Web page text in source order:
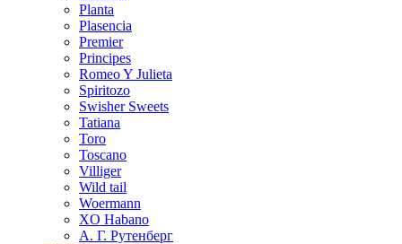
Planta
Plasencia
Premier
Principes
Romeo Y Julieta
Spiritozo
Swisher Sweets
Tatiana
Toro
Toscano
Villiger
Wild tail
Woermann
XO Habano
А. Г. Рутенберг